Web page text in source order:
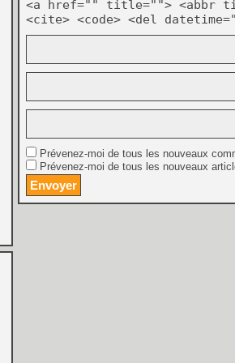
<a href="" title=""> <abbr
<cite> <code> <del
Prévenez-moi de tous les nouveaux
Prévenez-moi de tous les nouveaux